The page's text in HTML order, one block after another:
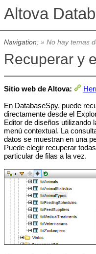
Navigation: » No hay temas
Recuperar y
Sitio web de Altova:
En DatabaseSpy, puede
directamente desde el
Editor de diseños utilizando
menú contextual. La
datos se muestran en una
Puede elegir recuperar
particular de filas a la vez.